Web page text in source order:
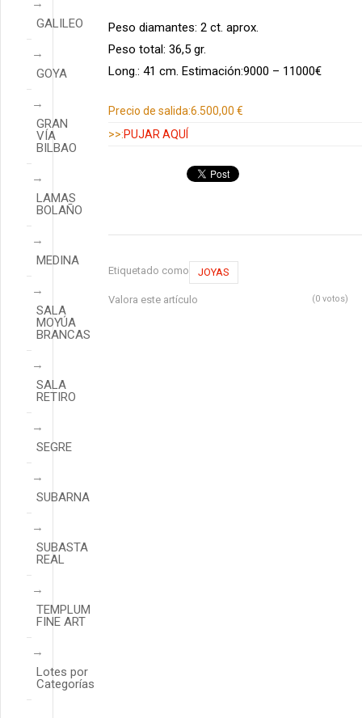
Peso diamantes: 2 ct. aprox.
Peso total: 36,5 gr.
Long.: 41 cm. Estimación:9000 – 11000€
Precio de salida:6.500,00 €
>>:PUJAR AQUÍ
Etiquetado como JOYAS
Valora este artículo (0 votos)
GALILEO
GOYA
GRAN
VÍA
BILBAO
LAMAS
BOLAÑO
MEDINA
SALA
MOYÚA
BRANCAS
SALA
RETIRO
SEGRE
SUBARNA
SUBASTA
REAL
TEMPLUM
FINE ART
Lotes por
Categorías